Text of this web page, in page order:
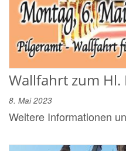
Wallfahrt zum Hl.
8. Mai 2023
Weitere Informationen